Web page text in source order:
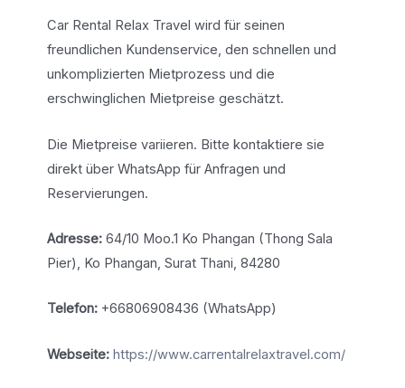
Car Rental Relax Travel wird für seinen
freundlichen Kundenservice, den schnellen und
unkomplizierten Mietprozess und die
erschwinglichen Mietpreise geschätzt.
Die Mietpreise variieren. Bitte kontaktiere sie
direkt über WhatsApp für Anfragen und
Reservierungen.
Adresse:64/10 Moo.1 Ko Phangan (Thong Sala
Pier), Ko Phangan, Surat Thani, 84280
Telefon:+66806908436 (WhatsApp)
Webseite: https://www.carrentalrelaxtravel.com/